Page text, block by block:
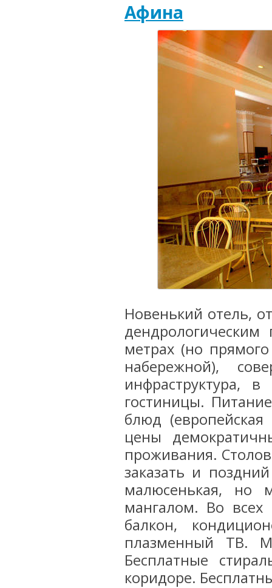
Афина
Новенький отель,
метрах (но
набережной),
инфраструктура,
гостиницы.
блюд
цены
проживания.
заказать и
малюсенькая, но
мангалом. Во
балкон,
плазменный ТВ.
Бесплатные
коридоре.